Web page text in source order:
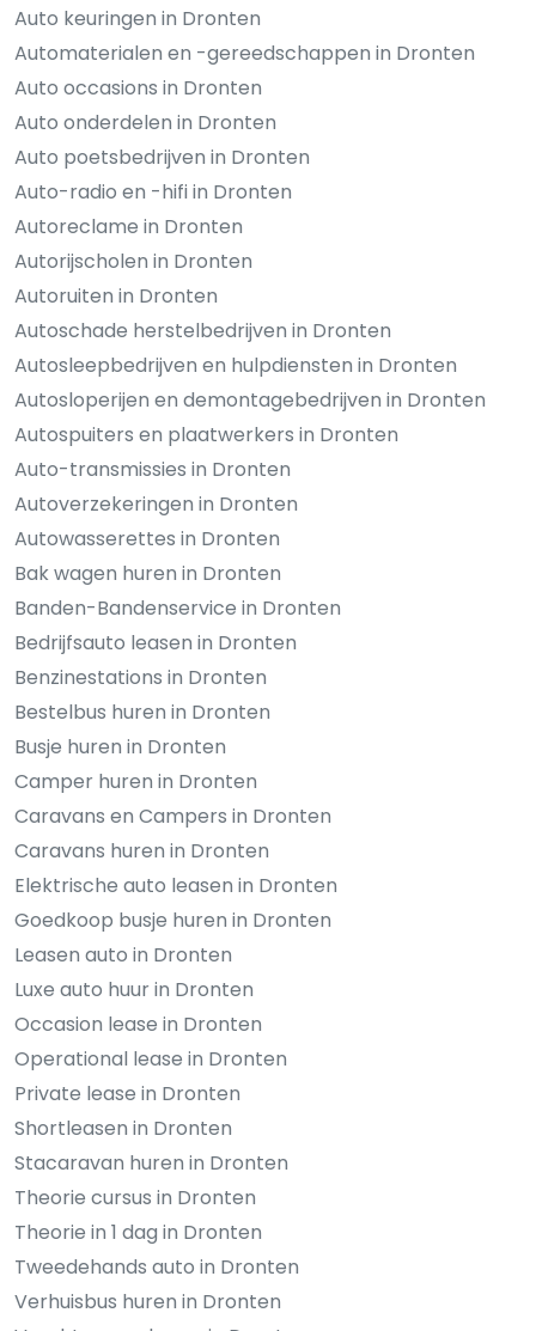
Auto keuringen in Dronten
Automaterialen en -gereedschappen in Dronten
Auto occasions in Dronten
Auto onderdelen in Dronten
Auto poetsbedrijven in Dronten
Auto-radio en -hifi in Dronten
Autoreclame in Dronten
Autorijscholen in Dronten
Autoruiten in Dronten
Autoschade herstelbedrijven in Dronten
Autosleepbedrijven en hulpdiensten in Dronten
Autosloperijen en demontagebedrijven in Dronten
Autospuiters en plaatwerkers in Dronten
Auto-transmissies in Dronten
Autoverzekeringen in Dronten
Autowasserettes in Dronten
Bak wagen huren in Dronten
Banden-Bandenservice in Dronten
Bedrijfsauto leasen in Dronten
Benzinestations in Dronten
Bestelbus huren in Dronten
Busje huren in Dronten
Camper huren in Dronten
Caravans en Campers in Dronten
Caravans huren in Dronten
Elektrische auto leasen in Dronten
Goedkoop busje huren in Dronten
Leasen auto in Dronten
Luxe auto huur in Dronten
Occasion lease in Dronten
Operational lease in Dronten
Private lease in Dronten
Shortleasen in Dronten
Stacaravan huren in Dronten
Theorie cursus in Dronten
Theorie in 1 dag in Dronten
Tweedehands auto in Dronten
Verhuisbus huren in Dronten